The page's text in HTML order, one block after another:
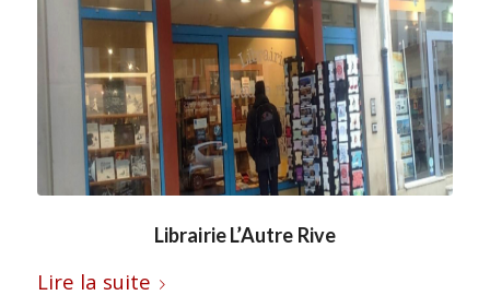
Librairie L’Autre Rive
Lire la suite